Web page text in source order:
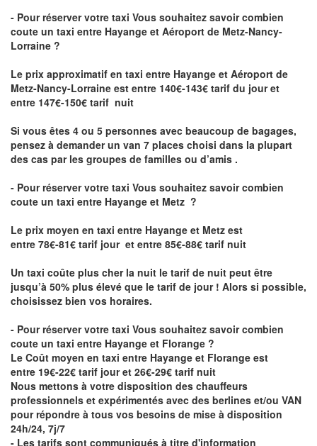
- Pour réserver votre taxi Vous souhaitez savoircombien
coute un taxi entre Hayange et Aéroport de Metz-Nancy-
Lorraine ?
Le prix approximatif en taxi entre Hayange et Aéroport de
Metz-Nancy-Lorraine est entre 140€-143€ tarif du jour et
entre 147€-150€ tarif nuit
Si vous êtes 4 ou 5 personnes avec beaucoup de bagages,
pensez à demander un van 7 places choisi dans la plupart
des cas par les groupes de familles ou d’amis .
- Pour réserver votre taxi Vous souhaitez savoircombien
coute un taxi entre Hayange et Metz ?
Le prix moyen en taxi entre Hayange et Metz est
entre 78€-81€ tarif jour et entre 85€-88€ tarif nuit
Un taxi coûte plus cher la nuit le tarif de nuit peut être
jusqu’à 50% plus élevé que le tarif de jour ! Alors si possible,
choisissez bien vos horaires.
- Pour réserver votre taxi Vous souhaitez savoircombien
coute un taxi entre Hayange et Florange ?
Le Coût moyen en taxi entre Hayange et Florange est
entre 19€-22€ tarif jour et 26€-29€ tarif nuit
Nous mettons à votre disposition des chauffeurs
professionnels et expérimentés avec des berlines et/ou VAN
pour répondre à tous vos besoins de mise à disposition
24h/24, 7j/7
- Les tarifs sont communiqués à titre d'information